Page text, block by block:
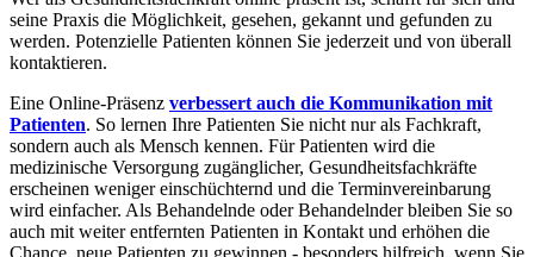
seine Praxis die Möglichkeit, gesehen, gekannt und gefunden zu
werden. Potenzielle Patienten können Sie jederzeit und von überall
kontaktieren.
Eine Online-Präsenz verbessert auch die Kommunikation mit
Patienten. So lernen Ihre Patienten Sie nicht nur als Fachkraft,
sondern auch als Mensch kennen. Für Patienten wird die
medizinische Versorgung zugänglicher, Gesundheitsfachkräfte
erscheinen weniger einschüchternd und die Terminvereinbarung
wird einfacher. Als Behandelnde oder Behandelnder bleiben Sie so
auch mit weiter entfernten Patienten in Kontakt und erhöhen die